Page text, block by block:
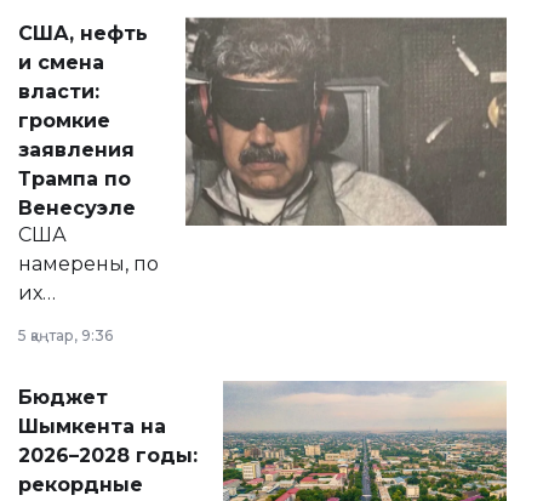
актуальных тем —
от слухов о
политических
реформах до
вопросов армии,
экономики и
личного здоровья.
США, нефть
и смена
власти:
громкие
заявления
Трампа по
Венесуэле
США
намерены, по
их
принести
народу
Венесуэлы.
5 қаңтар, 9:36
Бюджет
Шымкента на
2026–2028 годы:
рекордные